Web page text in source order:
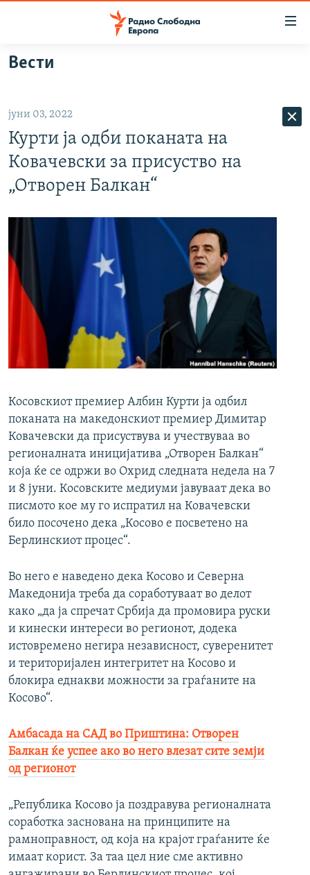
Оди
на
Оди
на
главната
навигација
Премини
на
ВИЗУЕЛНО
ВЕСТИ
ПРИЈАВИ СЕ ЗА ЊУЗЛЕТЕР
ПОДКАСТ ЗОШТО?
СЛЕДЕТЕ НЕ
РСЕ веб страници
Вести
јуни 03, 2022
Курти ја одби поканата на
Ковачевски за присуство на
„Отворен Балкан“
Косовскиот премиер Албин Курти ја одбил
поканата на македонскиот премиер Димитар
Ковачевски да присуствува и учествуваа во
регионалната иницијатива „Отворен Балкан“
која ќе се одржи во Охрид следната недела на 7
и 8 јуни. Косовските медиуми јавуваат дека во
писмото кое му го испратил на Ковачевски
било посочено дека „Косово е посветено на
Берлинскиот процес“.
Во него е наведено дека Косово и Северна
Македонија треба да соработуваат во делот
како „да ја спречат Србија да промовира руски
и кинески интереси во регионот, додека
истовремено негира независност, суверенитет
и територијален интегритет на Косово и
блокира еднакви можности за граѓаните на
Косово“.
Амбасада на САД во Приштина: Отворен
Балкан ќе успее ако во него влезат сите земји
од регионот
„Република Косово ја поздравува регионалната
соработка заснована на принципите на
рамноправност, од која на крајот граѓаните ќе
имаат корист. За таа цел ние сме активно